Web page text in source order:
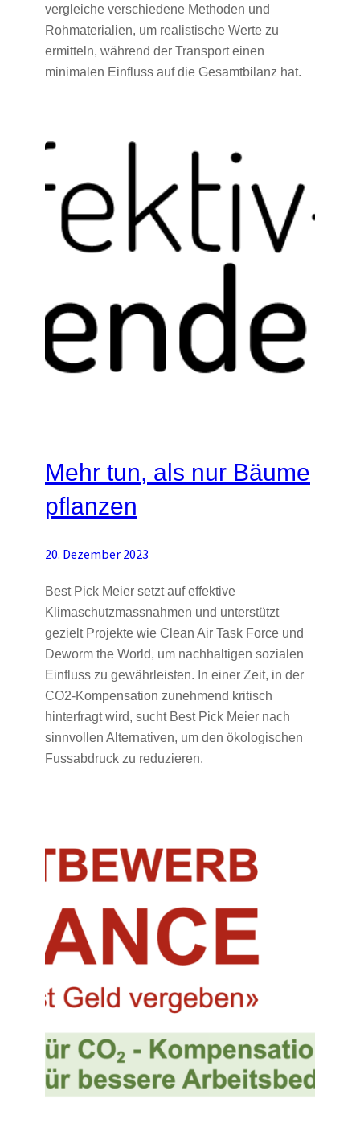
vergleiche verschiedene Methoden und
Rohmaterialien, um realistische Werte zu
ermitteln, während der Transport einen
minimalen Einfluss auf die Gesamtbilanz hat.
Mehr tun, als nur Bäume
pflanzen
20. Dezember 2023
Best Pick Meier setzt auf effektive
Klimaschutzmassnahmen und unterstützt
gezielt Projekte wie Clean Air Task Force und
Deworm the World, um nachhaltigen sozialen
Einfluss zu gewährleisten. In einer Zeit, in der
CO2-Kompensation zunehmend kritisch
hinterfragt wird, sucht Best Pick Meier nach
sinnvollen Alternativen, um den ökologischen
Fussabdruck zu reduzieren.